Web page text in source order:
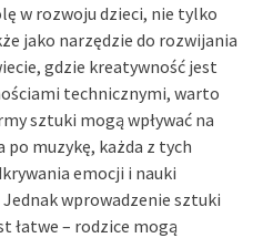
w rozwoju dzieci, nie tylko
jako narzędzie do rozwijania
gdzie kreatywność jest
technicznymi, warto
sztuki mogą wpływać na
po muzykę, każda z tych
emocji i nauki
wprowadzenie sztuki
łatwe – rodzice mogą